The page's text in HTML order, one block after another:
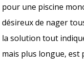
pour une piscine
désireux de nager
la solution tout
mais plus longue, est